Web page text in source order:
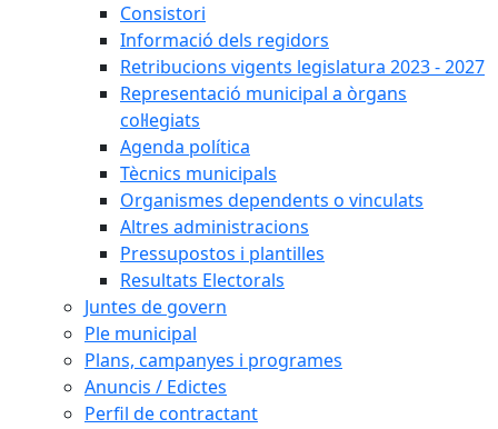
Consistori
Informació dels regidors
Retribucions vigents legislatura 2023 - 2027
Representació municipal a òrgans
col·legiats
Agenda política
Tècnics municipals
Organismes dependents o vinculats
Altres administracions
Pressupostos i plantilles
Resultats Electorals
Juntes de govern
Ple municipal
Plans, campanyes i programes
Anuncis / Edictes
Perfil de contractant